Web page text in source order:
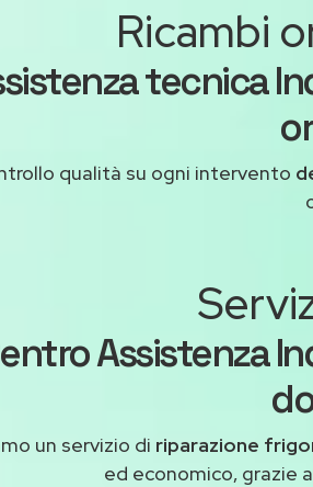
Ricambi
tecnica
qualità su ogni intervento
Assistenza
un servizio di riparazione
ed economico, grazie